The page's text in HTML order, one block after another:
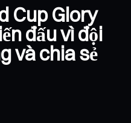
Cup Glory
đấu vì đội
và chia sẻ